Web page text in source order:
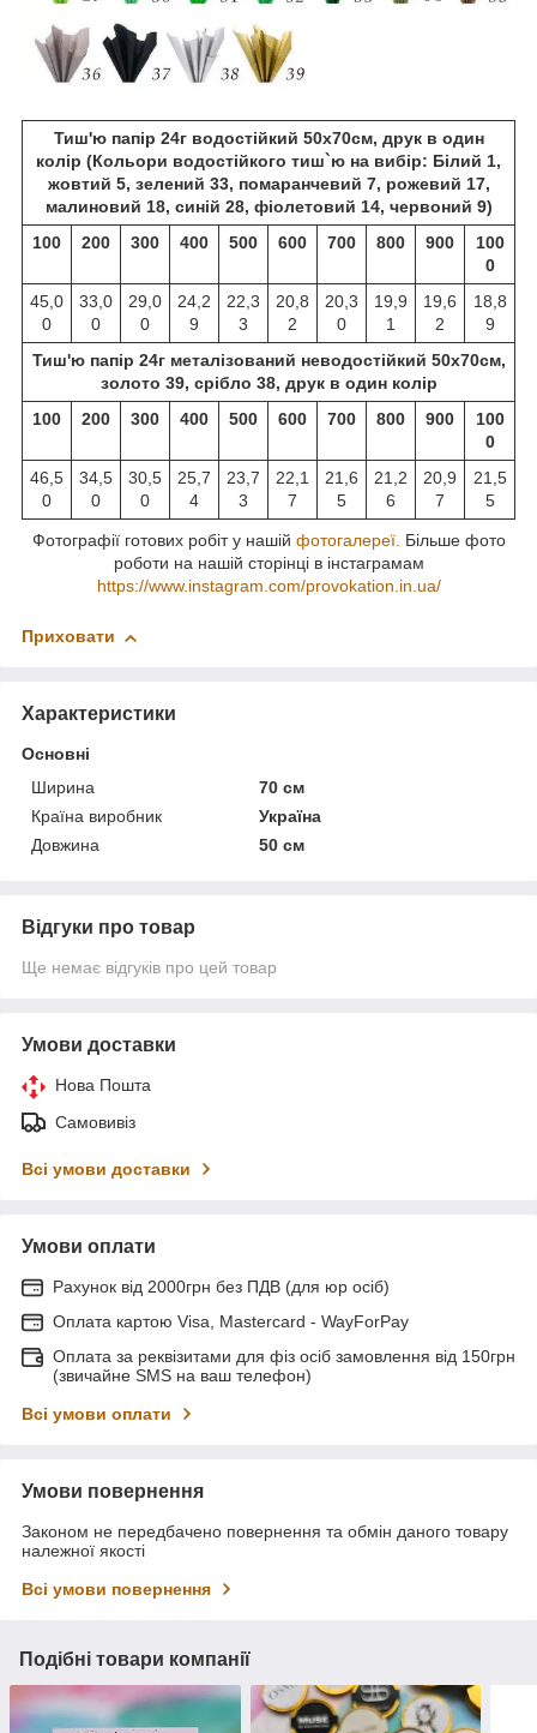
Тиш'ю папір 24г водостійкий 50х70см, друк в один
колір (Кольори водостійкого тиш`ю на вибір: Білий 1,
жовтий 5, зелений 33, помаранчевий 7, рожевий 17,
малиновий 18, синій 28, фіолетовий 14, червоний 9)
100
200 300 400 500 600 700 800 900
100
0
45,0
0
33,0
0
29,0
0
24,2
9
22,3
3
20,8
2
20,3
0
19,9
1
19,6
2
18,8
9
Тиш'ю папір 24г металізований неводостійкий 50х70см,
золото 39, срібло 38, друк в один колір
100
200 300 400 500 600 700 800 900
100
0
46,5
0
34,5
0
30,5
0
25,7
4
23,7
3
22,1
7
21,6
5
21,2
6
20,9
7
21,5
5
Фотографії готових робіт у нашій фотогалереї. Більше фото
роботи на нашій сторінці в інстаграмам
https://www.instagram.com/provokation.in.ua/
Приховати
Характеристики
Основні
Ширина
70 см
Країна виробник
Україна
Довжина
50 см
Відгуки про товар
Ще немає відгуків про цей товар
Умови доставки
Нова Пошта
Самовивіз
Всі умови доставки
Умови оплати
Рахунок від 2000грн без ПДВ (для юр осіб)
Оплата картою Visa, Mastercard - WayForPay
Оплата за реквізитами для фіз осіб замовлення від 150грн
(звичайне SMS на ваш телефон)
Всі умови оплати
Умови повернення
Законом не передбачено повернення та обмін даного товару
належної якості
Всі умови повернення
Подібні товари компанії